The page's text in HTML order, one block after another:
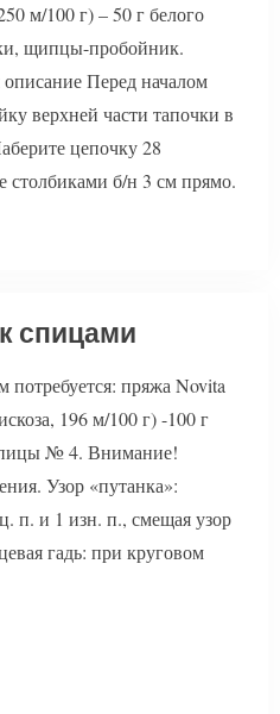
м/100 г) – 50 г белого
щипцы-пробойник.
Перед началом
верхней части тапочки в
цепочку 28
столбиками б/н 3 см прямо.
спицами
потребуется: пряжа Novita
196 м/100 г) -100 г
№ 4. Внимание!
Узор «путанка»:
п. и 1 изн. п., смещая узор
гадь: при круговом